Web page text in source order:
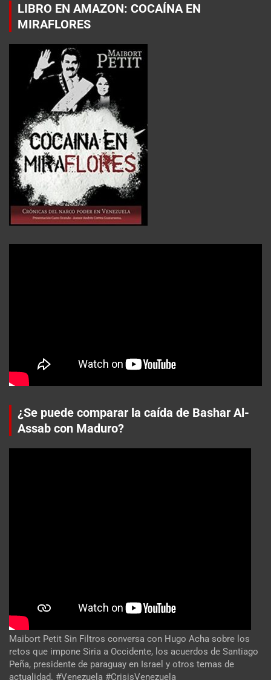
LIBRO EN AMAZON: COCAÍNA EN
MIRAFLORES
¿Se puede comparar la caída de Bashar Al-
Assab con Maduro?
Maibort Petit Sin Filtros conversa con Hugo Acha sobre los
retos que impone Siria a Occidente, los acuerdos de Santiago
Peña, presidente de paraguay en Israel y otros temas de
actualidad. #Venezuela #CrisisVenezuela